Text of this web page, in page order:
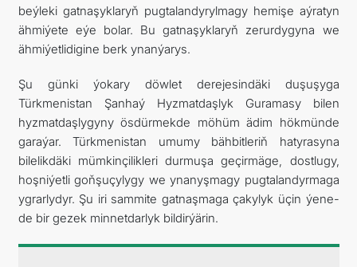
beýleki gatnaşyklaryň pugtalandyrylmagy hemişe aýratyn
ähmiýete eýe bolar. Bu gatnaşyklaryň zerurdygyna we
ähmiýetlidigine berk ynanýarys.
Şu günki ýokary döwlet derejesindäki duşuşyga
Türkmenistan Şanhaý Hyzmatdaşlyk Guramasy bilen
hyzmatdaşlygyny ösdürmekde möhüm ädim hökmünde
garaýar. Türkmenistan umumy bähbitleriň hatyrasyna
bilelikdäki mümkinçilikleri durmuşa geçirmäge, dostlugy,
hoşniýetli goňşuçylygy we ynanyşmagy pugtalandyrmaga
ygrarlydyr. Şu iri sammite gatnaşmaga çakylyk üçin ýene-
de bir gezek minnetdarlyk bildirýärin.